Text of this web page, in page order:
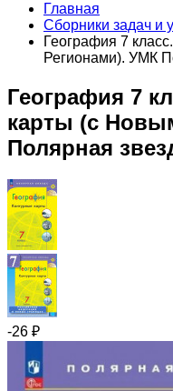
Главная
Сборники задач и
География 7
Регионами). УМК
География 7
карты (с
Полярная
-26 ₽